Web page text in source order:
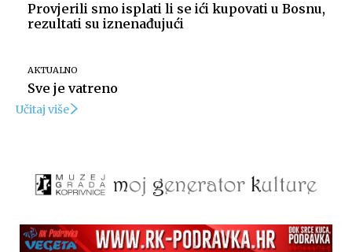
Provjerili smo isplati li se ići kupovati u Bosnu,
rezultati su iznenađujući
AKTUALNO
Sve je vatreno
Učitaj više